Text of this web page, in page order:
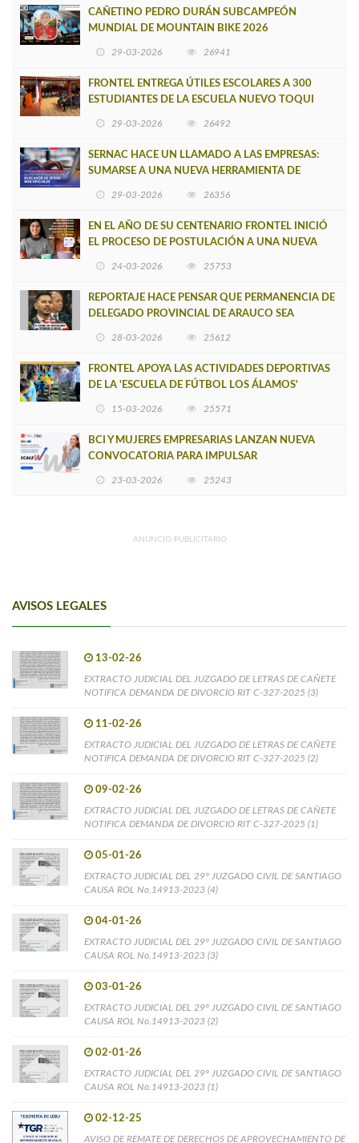
CAÑETINO PEDRO DURÁN SUBCAMPEÓN
MUNDIAL DE MOUNTAIN BIKE 2026
29-03-2026 26941
FRONTEL ENTREGA ÚTILES ESCOLARES A 300
ESTUDIANTES DE LA ESCUELA NUEVO TOQUI
29-03-2026 26492
SERNAC HACE UN LLAMADO A LAS EMPRESAS:
SUMARSE A UNA NUEVA HERRAMIENTA DE
29-03-2026 26356
EN EL AÑO DE SU CENTENARIO FRONTEL INICIÓ
EL PROCESO DE POSTULACIÓN A UNA NUEVA
24-03-2026 25753
REPORTAJE HACE PENSAR QUE PERMANENCIA DE
DELEGADO PROVINCIAL DE ARAUCO SEA
28-03-2026 25612
FRONTEL APOYA LAS ACTIVIDADES DEPORTIVAS
DE LA 'ESCUELA DE FÚTBOL LOS ÁLAMOS'
15-03-2026 25571
BCI Y MUJERES EMPRESARIAS LANZAN NUEVA
CONVOCATORIA PARA IMPULSAR
23-03-2026 25243
ANUNCIO PUBLICITARIO
AVISOS LEGALES
13-02-26
EXTRACTO JUDICIAL DEL JUZGADO DE LETRAS DE CAÑETE
NOTIFICA DEMANDA DE DIVORCIO RIT C-327-2025 (3)
11-02-26
EXTRACTO JUDICIAL DEL JUZGADO DE LETRAS DE CAÑETE
NOTIFICA DEMANDA DE DIVORCIO RIT C-327-2025 (2)
09-02-26
EXTRACTO JUDICIAL DEL JUZGADO DE LETRAS DE CAÑETE
NOTIFICA DEMANDA DE DIVORCIO RIT C-327-2025 (1)
05-01-26
EXTRACTO JUDICIAL DEL 29° JUZGADO CIVIL DE SANTIAGO
CAUSA ROL No.14913-2023 (4)
04-01-26
EXTRACTO JUDICIAL DEL 29° JUZGADO CIVIL DE SANTIAGO
CAUSA ROL No.14913-2023 (3)
03-01-26
EXTRACTO JUDICIAL DEL 29° JUZGADO CIVIL DE SANTIAGO
CAUSA ROL No.14913-2023 (2)
02-01-26
EXTRACTO JUDICIAL DEL 29° JUZGADO CIVIL DE SANTIAGO
CAUSA ROL No.14913-2023 (1)
02-12-25
AVISO DE REMATE DE DERECHOS DE APROVECHAMIENTO DE